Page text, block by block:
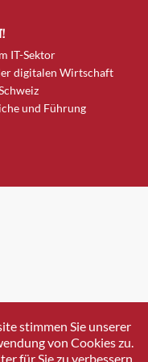
IT-Sektor
digitalen Wirtschaft
und Führung
stimmen Sie unserer
von Cookies zu.
für Sie zu verbessern.